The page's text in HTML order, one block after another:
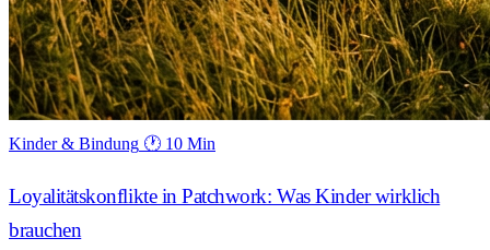
Kinder & Bindung 🕐 10 Min
Loyalitätskonflikte in Patchwork: Was Kinder wirklich
brauchen